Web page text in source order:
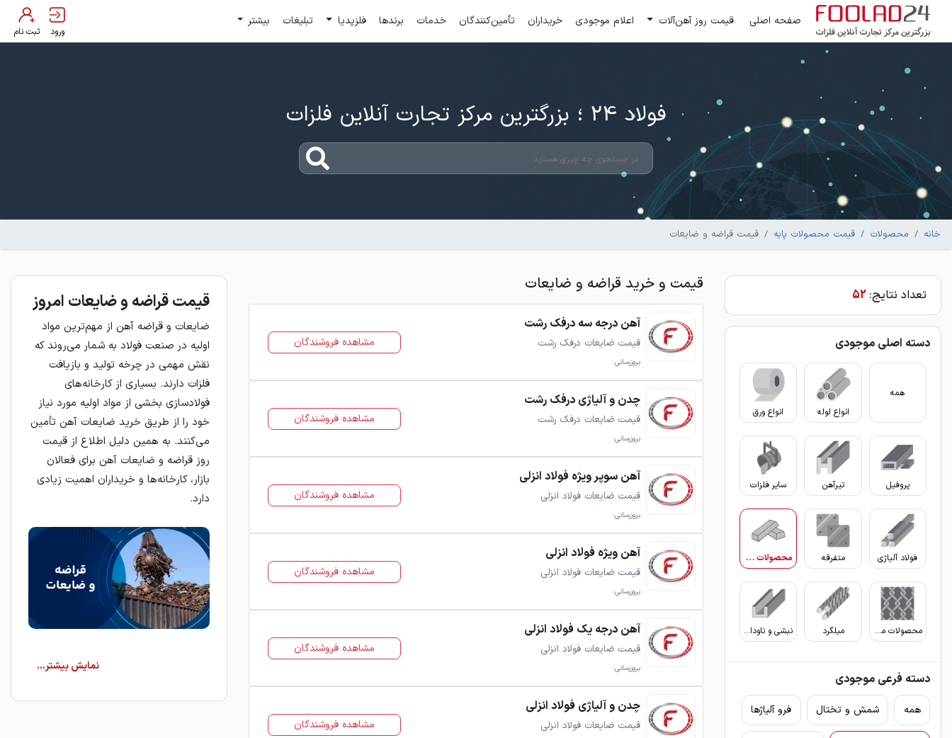
صفحه اصلی قیمت روز آهن‌آلات اعلام موجودی خریداران تأمین‌کنندگان خدمات برندها فلزپدیا تبلیغات بیشتر
ورود ثبت نام
فولاد 24 ؛ بزرگترین مرکز تجارت آنلاین فلزات
خانه محصولات قیمت محصولات پایه قیمت قراضه و ضایعات
تعداد نتایج: 52
دسته اصلی موجودی
همه
انواع لوله
انواع ورق
پروفیل تیرآهن سایر فلزات
فولاد آلیاژی متفرقه محصولات پایه
محصولات مفتولی میلگرد نبشی و ناودانی
دسته فرعی موجودی
همه شمش و تختال فرو آلیاژها
قیمت و خرید قراضه و ضایعات
آهن درجه سه درفک رشت
قیمت ضایعات درفک رشت
بروزرسانی:
مشاهده فروشندگان
چدن و آلیاژی درفک رشت
قیمت ضایعات درفک رشت
بروزرسانی:
مشاهده فروشندگان
آهن سوپر ویژه فولاد انزلی
قیمت ضایعات فولاد انزلی
بروزرسانی:
مشاهده فروشندگان
آهن ویژه فولاد انزلی
قیمت ضایعات فولاد انزلی
بروزرسانی:
مشاهده فروشندگان
آهن درجه یک فولاد انزلی
قیمت ضایعات فولاد انزلی
بروزرسانی:
مشاهده فروشندگان
چدن و آلیاژی فولاد انزلی
قیمت ضایعات فولاد انزلی مشاهده فروشندگان
قیمت قراضه و ضایعات امروز
ضایعات و قراضه آهن از مهم‌ترین مواد
اولیه در صنعت فولاد به شمار می‌روند که
نقش مهمی در چرخه تولید و بازیافت
فلزات دارند. بسیاری از کارخانه‌های
فولادسازی بخشی از مواد اولیه مورد نیاز
خود را از طریق خرید ضایعات آهن تأمین
می‌کنند. به همین دلیل اطلاع از قیمت
روز قراضه و ضایعات آهن برای فعالان
بازار، کارخانه‌ها و خریداران اهمیت زیادی
دارد.
می‌توانید قیمت انواع ضایعات و قراضه